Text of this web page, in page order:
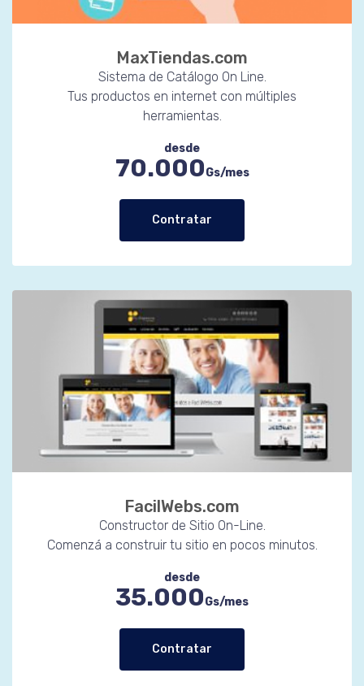
MaxTiendas.com
Sistema de Catálogo On Line.
Tus productos en internet con múltiples
herramientas.
desde
70.000Gs/mes
Contratar
FacilWebs.com
Constructor de Sitio On-Line.
Comenzá a construir tu sitio en pocos minutos.
desde
35.000Gs/mes
Contratar